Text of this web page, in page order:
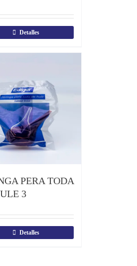
Detalles
PERA TODA
3
Detalles